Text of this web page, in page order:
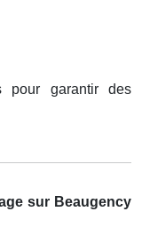
pour garantir des
sur Beaugency